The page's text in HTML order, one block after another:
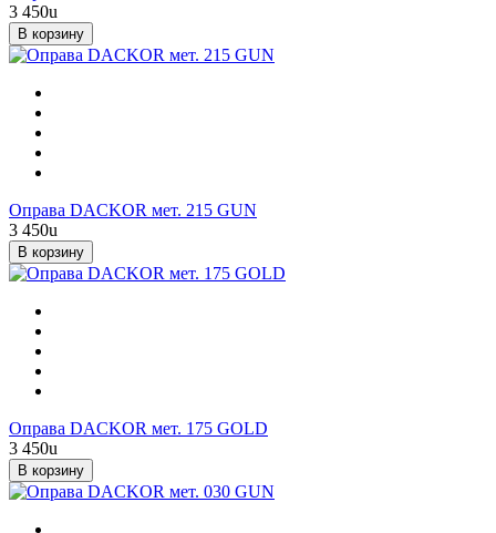
3 450u
В корзину
Оправа DACKOR мет. 215 GUN
3 450u
В корзину
Оправа DACKOR мет. 175 GOLD
3 450u
В корзину